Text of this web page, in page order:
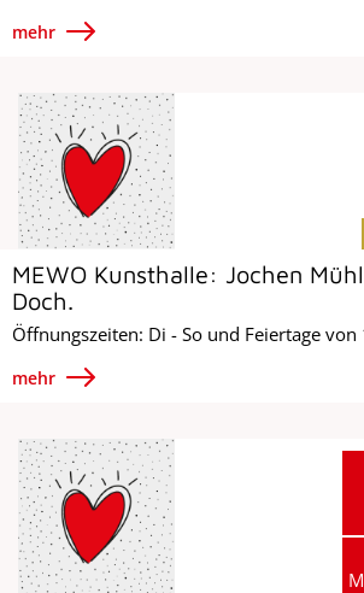
mehr
MEWO Kunsthalle: Jochen
Doch.
Öffnungszeiten: Di - So und Feiertage
mehr